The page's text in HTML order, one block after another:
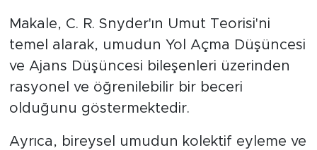
Makale, C. R. Snyder'ın Umut Teorisi'ni
temel alarak, umudun Yol Açma Düşüncesi
ve Ajans Düşüncesi bileşenleri üzerinden
rasyonel ve öğrenilebilir bir beceri
olduğunu göstermektedir.
Ayrıca, bireysel umudun kolektif eyleme ve
TARİHTEN GÜNÜMÜZE
KADIN